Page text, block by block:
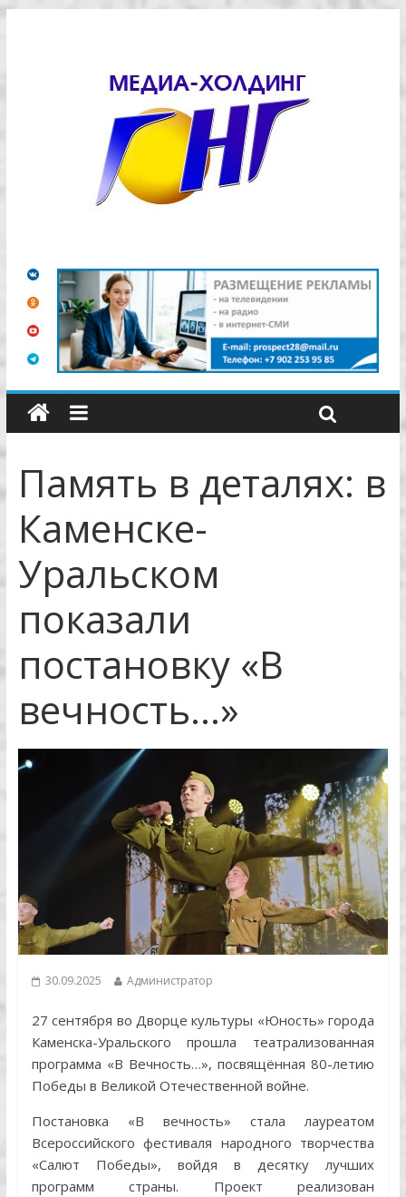
Память в деталях: в
Каменске-
Уральском
показали
постановку «В
вечность…»
30.09.2025 Администратор
27 сентября во Дворце культуры «Юность» города
Каменска-Уральского прошла театрализованная
программа «В Вечность…», посвящённая 80-летию
Победы в Великой Отечественной войне.
Постановка «В вечность» стала лауреатом
Всероссийского фестиваля народного творчества
«Салют Победы», войдя в десятку лучших
программ страны. Проект реализован